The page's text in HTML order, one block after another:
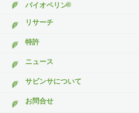
バイオペリン®
リサーチ
特許
ニュース
サビンサについて
お問合せ